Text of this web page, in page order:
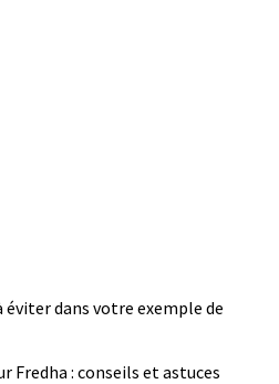
éviter dans votre exemple de
Fredha : conseils et astuces